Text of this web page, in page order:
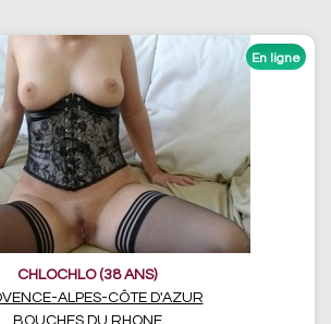
CHLOCHLO (38 ANS)
ALPES-CÔTE D'AZUR
BOUCHES DU RHONE